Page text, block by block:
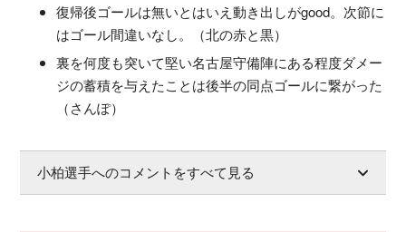
復帰後ゴールは無いとはいえ動き出しがgood。次節に
はゴール間違いなし。（北の赤と黒）
裏を何度も突いて堅い名古屋守備陣にある程度ダメー
ジの蓄積を与えたことは後半の同点ゴールに繋がった
（さんぽ）
小柏選手へのコメントをすべて見る